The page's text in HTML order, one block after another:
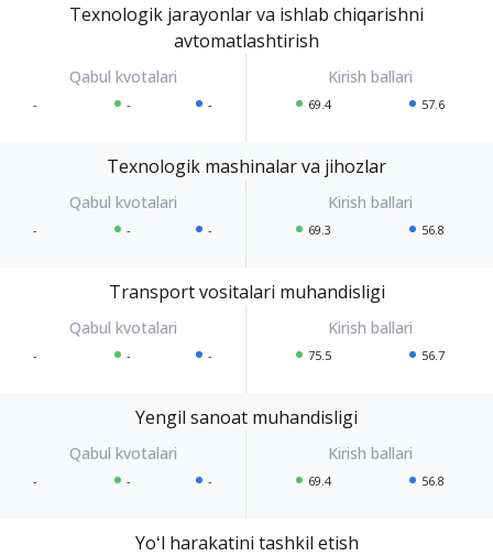
Texnologik jarayonlar va ishlab chiqarishni
avtomatlashtirish
- - - 69.4 57.6
Texnologik mashinalar va jihozlar
- - - 69.3 56.8
Transport vositalari muhandisligi
- - - 75.5 56.7
Yengil sanoat muhandisligi
- - - 69.4 56.8
Yoʻl harakatini tashkil etish